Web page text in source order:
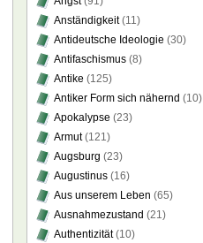
Anständigkeit(11)
Antideutsche Ideologie (30)
Antifaschismus (8)
Antike (125)
Antiker Form sich nähernd (10)
Apokalypse (23)
Armut(121)
Augsburg (23)
Augustinus (16)
Aus unserem Leben (65)
Ausnahmezustand (21)
Authentizität(10)